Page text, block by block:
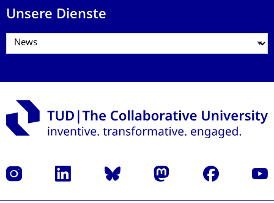
Unsere Dienste
Instagram LinkedIn Bluesky Mastodon Facebook